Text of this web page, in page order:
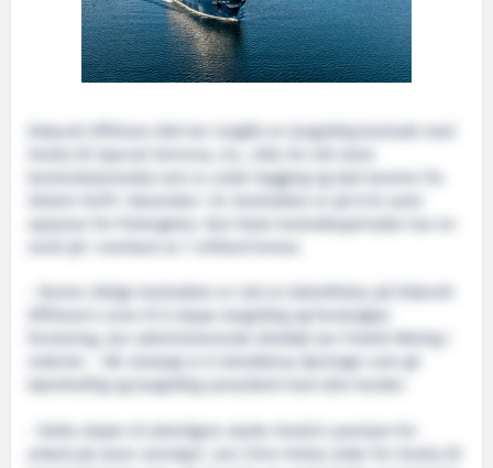
Eidesvik Offshore ASA har inngått en langsiktig kontrakt med
Veolia ES Special Services, Inc., USA, for sitt store
konstruksjonsskip som er under bygging og skal leveres fra
opsjoner for forlengelse. Den faste kontraktsperioden har en
- Denne viktige kontrakten er nok en bekreftelse på Eidesvik
Offshore’s evne til å skape langsiktig og forutsigbar
forretning, sier administrerende direktør Jan Fredrik Meling i
rederiet. - Vår strategi er å skreddersy løsninger som gir
bærekraftig og langsiktig samarbeid med våre kunder.
- Dette skipet vil ytterligere styrke Veolia’s posisjon for